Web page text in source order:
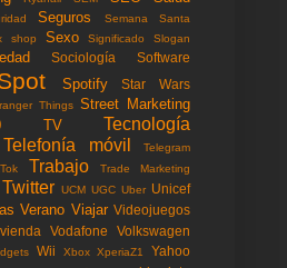
Seguros Semana Santa
shop Sexo Significado Slogan
Sociología Software
Spotify
Star Wars
Things Street Marketing
TV Tecnología
Telefonía móvil Telegram
Trabajo Trade Marketing
Twitter UCM UGC Uber Unicef
Verano Viajar Videojuegos
Vodafone Volkswagen
Wii Xbox XperiaZ1 Yahoo